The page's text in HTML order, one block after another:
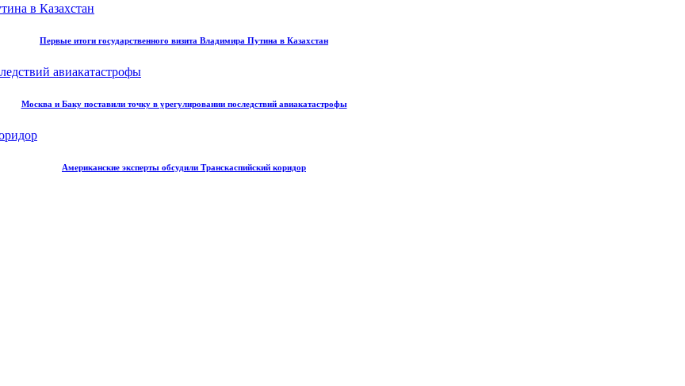
Первые итоги государственного визита Владимира Путина в Казахстан
Москва и Баку поставили точку в урегулировании последствий авиакатастрофы
Американские эксперты обсудили Транскаспийский коридор